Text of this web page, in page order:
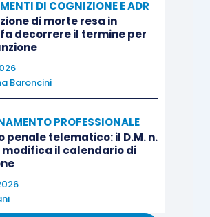
DI COGNIZIONE E ADR
di morte resa in
decorrere il termine per
Baroncini
PROFESSIONALE
penale telematico: il D.M. n.
modifica il calendario di